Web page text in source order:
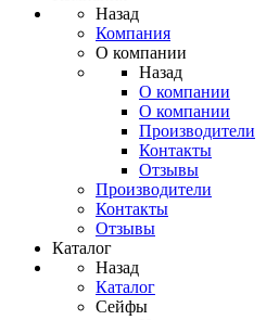
Назад
Компания
О компании
Назад
О компании
О компании
Производители
Контакты
Отзывы
Производители
Контакты
Отзывы
Каталог
Назад
Каталог
Сейфы